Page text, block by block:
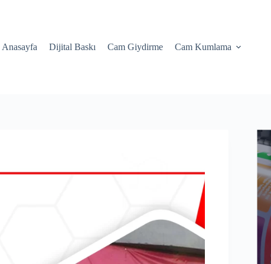
Anasayfa Dijital Baskı Cam Giydirme Cam Kumlama